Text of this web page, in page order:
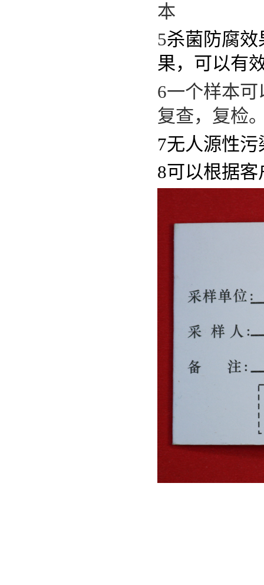
本
5杀菌防腐
果，可以有
6一个样本
复查，复检
7无人源性污
8可以根据